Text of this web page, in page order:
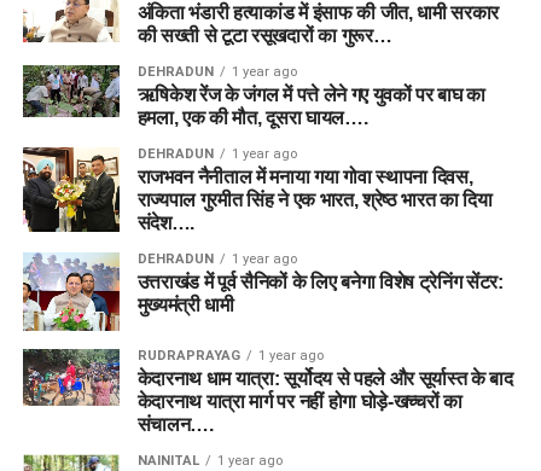
अंकिता भंडारी हत्याकांड में इंसाफ की जीत, धामी सरकार
की सख्ती से टूटा रसूखदारों का गुरूर…
DEHRADUN 1 year ago
ऋषिकेश रेंज के जंगल में पत्ते लेने गए युवकों पर बाघ का
हमला, एक की मौत, दूसरा घायल….
DEHRADUN 1 year ago
राजभवन नैनीताल में मनाया गया गोवा स्थापना दिवस,
राज्यपाल गुरमीत सिंह ने एक भारत, श्रेष्ठ भारत का दिया
संदेश….
DEHRADUN 1 year ago
उत्तराखंड में पूर्व सैनिकों के लिए बनेगा विशेष ट्रेनिंग सेंटर:
मुख्यमंत्री धामी
RUDRAPRAYAG 1 year ago
केदारनाथ धाम यात्रा: सूर्योदय से पहले और सूर्यास्त के बाद
केदारनाथ यात्रा मार्ग पर नहीं होगा घोड़े-खच्चरों का
संचालन….
NAINITAL 1 year ago